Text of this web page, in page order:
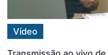
Vídeo